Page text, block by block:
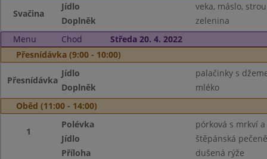
Svačina
Jídlo
veka, máslo,
Doplněk
zelenina
Menu
Chod
Středa 20. 4. 2022
Přesnídávka (9:00 - 10:00)
Přesnídávka
Jídlo
palačinky s
Doplněk
mléko
Oběd (11:00 - 14:00)
1
Polévka
pórková s mrkví
Jídlo
štěpánská pečeně
Příloha
dušená rýže